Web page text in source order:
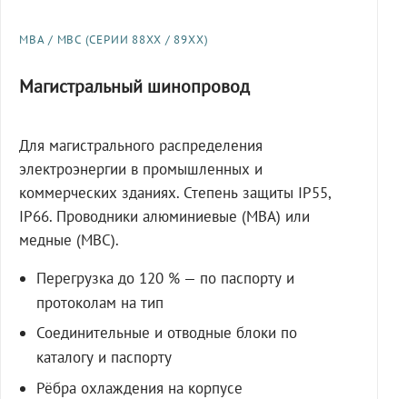
МВА / МВС (СЕРИИ 88XX / 89XX)
Магистральный шинопровод
Для магистрального распределения
электроэнергии в промышленных и
коммерческих зданиях. Степень защиты IP55,
IP66. Проводники алюминиевые (МВА) или
медные (МВС).
Перегрузка до 120 % — по паспорту и
протоколам на тип
Соединительные и отводные блоки по
каталогу и паспорту
Рёбра охлаждения на корпусе